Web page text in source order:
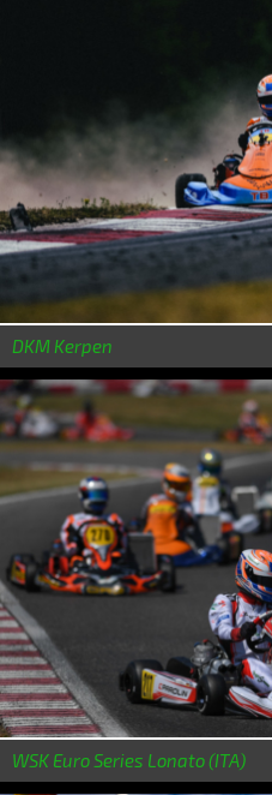
DKM Kerpen
WSK Euro Series Lonato (ITA)